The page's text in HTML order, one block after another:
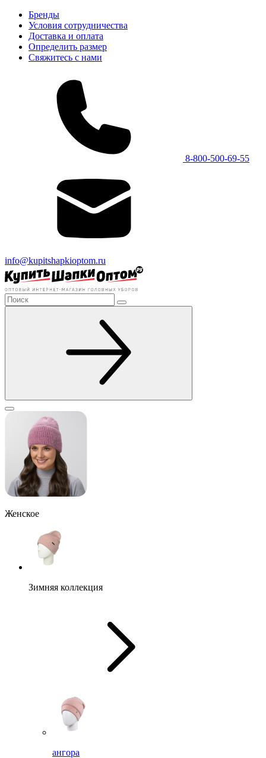
Бренды
Условия сотрудничества
Доставка и оплата
Определить размер
Свяжитесь с нами
8-800-500-69-55
info@kupitshapkioptom.ru
Женское
Зимняя коллекция
ангора